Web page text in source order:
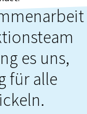
es uns,
für alle